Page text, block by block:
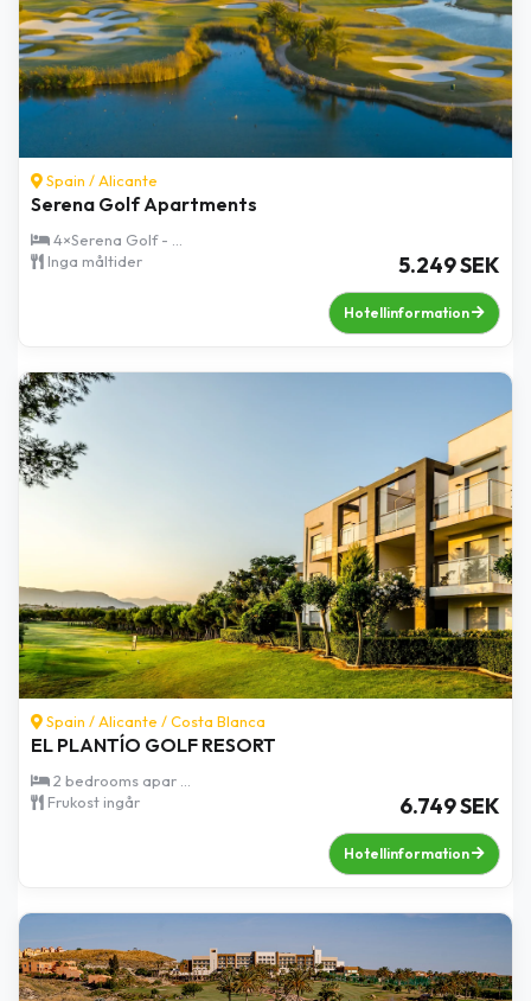
Spain /Alicante
Serena Golf Apartments
4×Serena Golf - ...
Inga måltider
5.249 SEK
Hotellinformation
Spain /Alicante /Costa Blanca
EL PLANTÍO GOLF RESORT
2 bedrooms apar ...
Frukost ingår
6.749 SEK
Hotellinformation